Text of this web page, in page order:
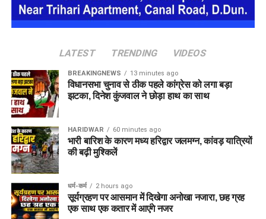
प्रमुख पदों की सूची नीचे दी गई है:
Name)
1.
ट्रेंड ग्रेजुएट टीचर –
TGT (कंप्यूटर साइंस)
675
2.
स्पेशल एजुकेटर
450
3.
ट्रेंड ग्रेजुएट टीचर –
TGT (स्पेशल
एजुकेशन)
4.
5.
आईटी असिस्टेंट (ग्रेड-
A)
125
LATEST TRENDING VIDEOS
BREAKINGNEWS 13 minutes ago
विधानसभा चुनाव से ठीक पहले कांग्रेस को लगा बड़ा
झटका, दिनेश कुंजवाल ने छोड़ा हाथ का साथ
HARIDWAR 60 minutes ago
भारी बारिश के कारण मध्य हरिद्वार जलमग्न, कांवड़ यात्रियों
की बढ़ी मुश्किलें
धर्म-कर्म 2 hours ago
सूर्यग्रहण पर आसमान में दिखेगा अनोखा नजारा, छह ग्रह
एक साथ एक कतार में आएंगे नजर